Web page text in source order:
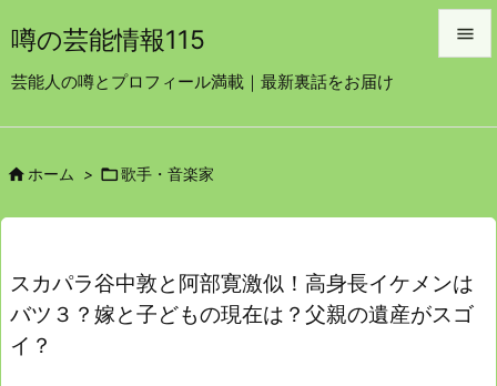
噂の芸能情報115
芸能人の噂とプロフィール満載｜最新裏話をお届け

前へ
次へ

ホーム > 歌手・音楽家
スカパラ谷中敦と阿部寛激似！高身長イケメンは
バツ３？嫁と子どもの現在は？父親の遺産がスゴ
イ？